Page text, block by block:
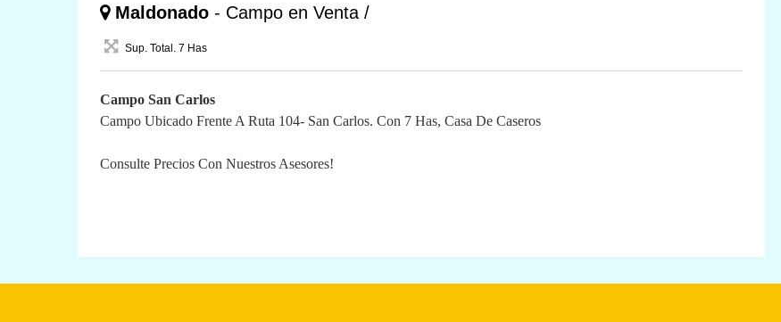
Maldonado - Campo en Venta /
Sup. Total. 7 Has
Campo San Carlos
Campo Ubicado Frente A Ruta 104- San Carlos. Con 7 Has, Casa De Caseros
Consulte Precios Con Nuestros Asesores!